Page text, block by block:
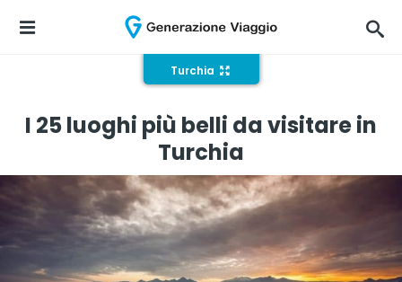
Turchia
I 25 luoghi più belli da visitare in
Turchia